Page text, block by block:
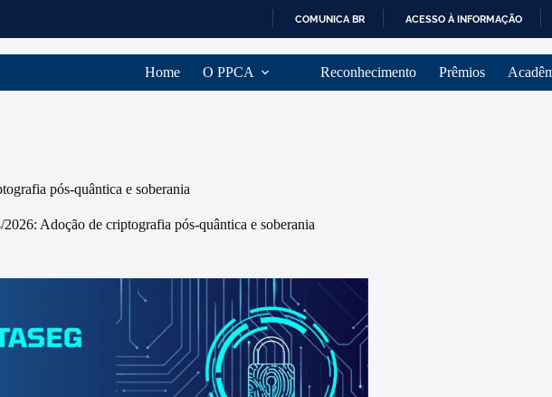
P
A
COMUNICA BR ACESSO À INFORMAÇÃO
Home
O PPCA Reconhecimento Prêmios
pós-quântica e soberania
Adoção de criptografia pós-quântica e soberania